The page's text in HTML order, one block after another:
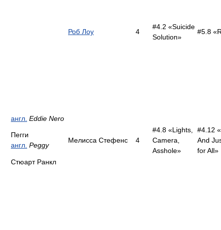
англ. Eddie Nero
Роб Лоу 4
#4.2 «Suicide
Solution»
#5.8
Пегги
англ. Peggy
Мелисса Стефенс 4
#4.8 «Lights,
Camera,
Asshole»
#4.12
And
for All»
Стюарт Ранкл